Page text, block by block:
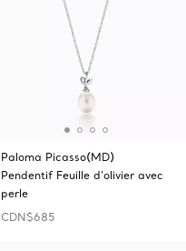
Paloma Picasso(MD)
Pendentif Feuille d’olivier avec
perle
CDN$685